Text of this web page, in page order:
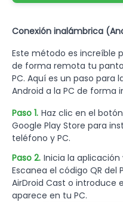
Conexión inalámbrica
Este método es increíble
de forma remota tu
PC. Aquí es un paso para
Android a la PC de forma
Paso 1. Haz clic en el
Google Play Store para
teléfono y PC.
Paso 2. Inicia la
Escanea el código QR
AirDroid Cast o introduce
aparece en tu PC.